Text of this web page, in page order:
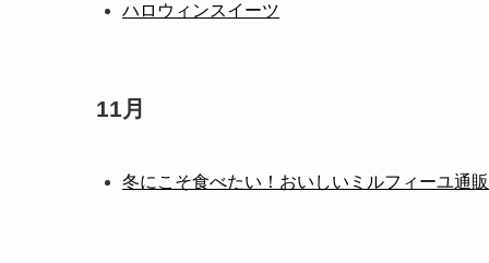
ハロウィンスイーツ
11月
冬にこそ食べたい！おいしいミルフィーユ通